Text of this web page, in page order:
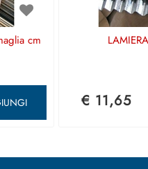
cm
€ 11,65